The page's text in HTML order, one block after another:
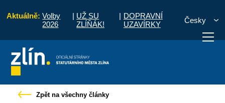
Aktuálně: Volby
2026
| UŽ SU
ZLÍŇÁK!
| DOPRAVNÍ
UZAVÍRKY
Česky
vyřídit Potřebuji zaplatit
Zpět na všechny články